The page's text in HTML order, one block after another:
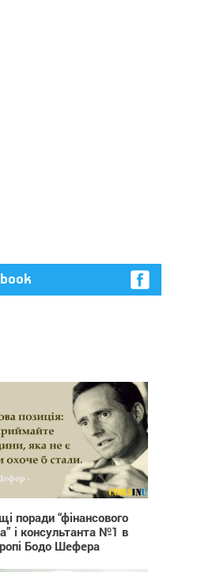
6 553
поради “фінансового
і консультанта №1 в
Бодо Шефера